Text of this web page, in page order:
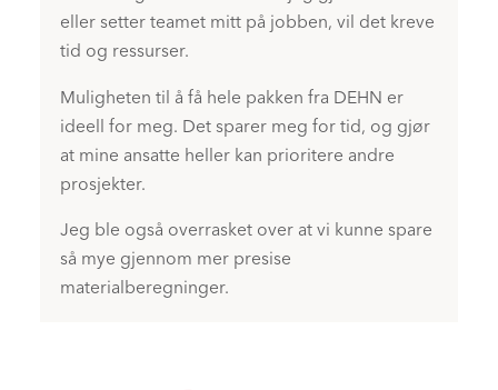
eller setter teamet mitt på jobben, vil det kreve
tid og ressurser.
Muligheten til å få hele pakken fra DEHN er
ideell for meg. Det sparer meg for tid, og gjør
at mine ansatte heller kan prioritere andre
prosjekter.
Jeg ble også overrasket over at vi kunne spare
så mye gjennom mer presise
materialberegninger.